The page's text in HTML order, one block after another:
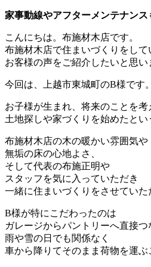
家事動線やアフターメンテナンス
こんにちは。布施材木店です。
布施材木店で住まいづくりをして
お客様の声をご紹介したいと思い
今回は、上越市東城町のB様です。
お子様が生まれ、将来のことを考
土地探しや家づくりを始めたとい
布施材木店の木の暖かい雰囲気や
無垢の床の心地よさ、
そして代表の布施正明や
スタッフを気に入っていただき
一緒に住まいづくりをさせていた
B様が特にこだわったのは
ガレージからパントリーへ直接つ
雨や雪の日でも関係なく
車から降りてそのまま荷物を運ぶ